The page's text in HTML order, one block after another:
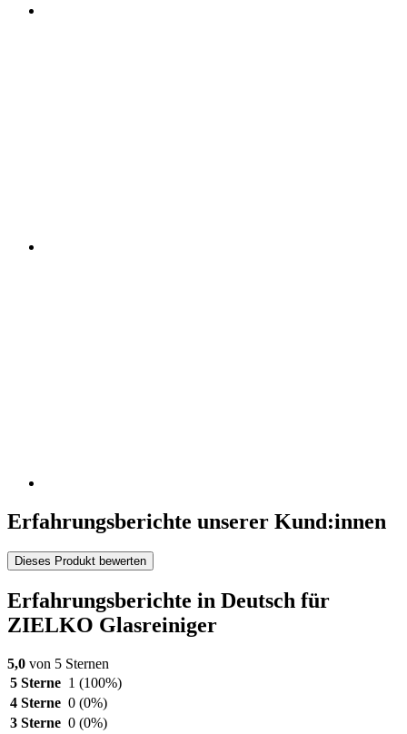
Erfahrungsberichte unserer Kund:innen
Dieses Produkt bewerten
Erfahrungsberichte in Deutsch für
ZIELKO Glasreiniger
5,0 von 5 Sternen
5 Sterne 1 (100%)
4 Sterne 0 (0%)
3 Sterne 0 (0%)